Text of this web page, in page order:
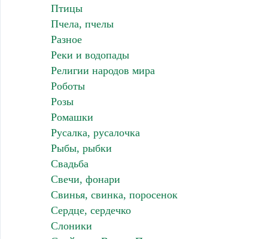
Птицы
Пчела, пчелы
Разное
Реки и водопады
Религии народов мира
Роботы
Розы
Ромашки
Русалка, русалочка
Рыбы, рыбки
Свадьба
Свечи, фонари
Свинья, свинка, поросенок
Сердце, сердечко
Слоники